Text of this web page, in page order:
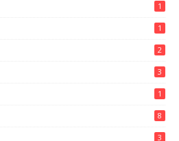
1
1
2
3
1
8
3